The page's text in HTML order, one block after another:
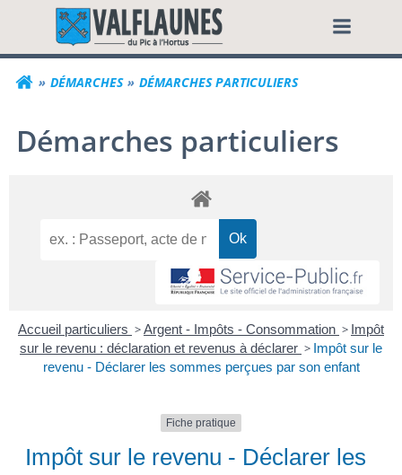
contenuCommune de
DÉMARCHES DÉMARCHES PARTICULIERS
Démarches particuliers
Accueil particuliers >Argent - Impôts - Consommation > Impôt
sur le revenu : déclaration et revenus à déclarer > Impôt sur le
revenu - Déclarer les sommes perçues par son enfant
Fiche pratique
Impôt sur le revenu - Déclarer les